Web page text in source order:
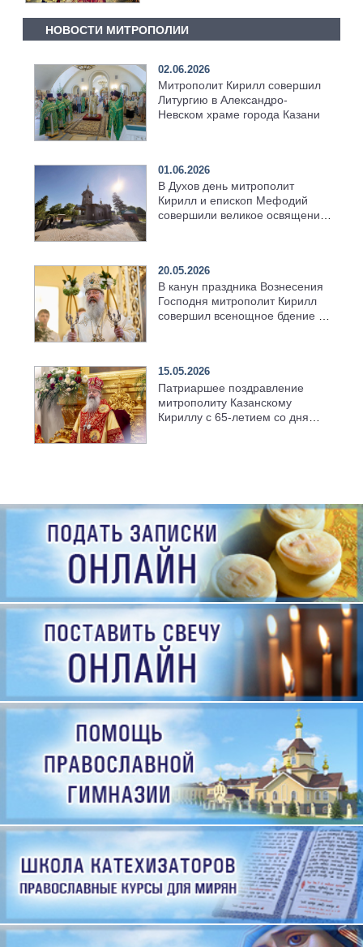
НОВОСТИ МИТРОПОЛИИ
02.06.2026
Митрополит Кирилл совершил
Литургию в Александро-
Невском храме города Казани
01.06.2026
В Духов день митрополит
Кирилл и епископ Мефодий
совершили великое освящение
20.05.2026
В канун праздника Вознесения
Господня митрополит Кирилл
совершил всенощное бдение в
15.05.2026
Патриаршее поздравление
митрополиту Казанскому
Кириллу с 65-летием со дня